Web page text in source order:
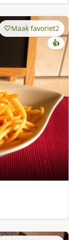
Maak favoriet2
👍